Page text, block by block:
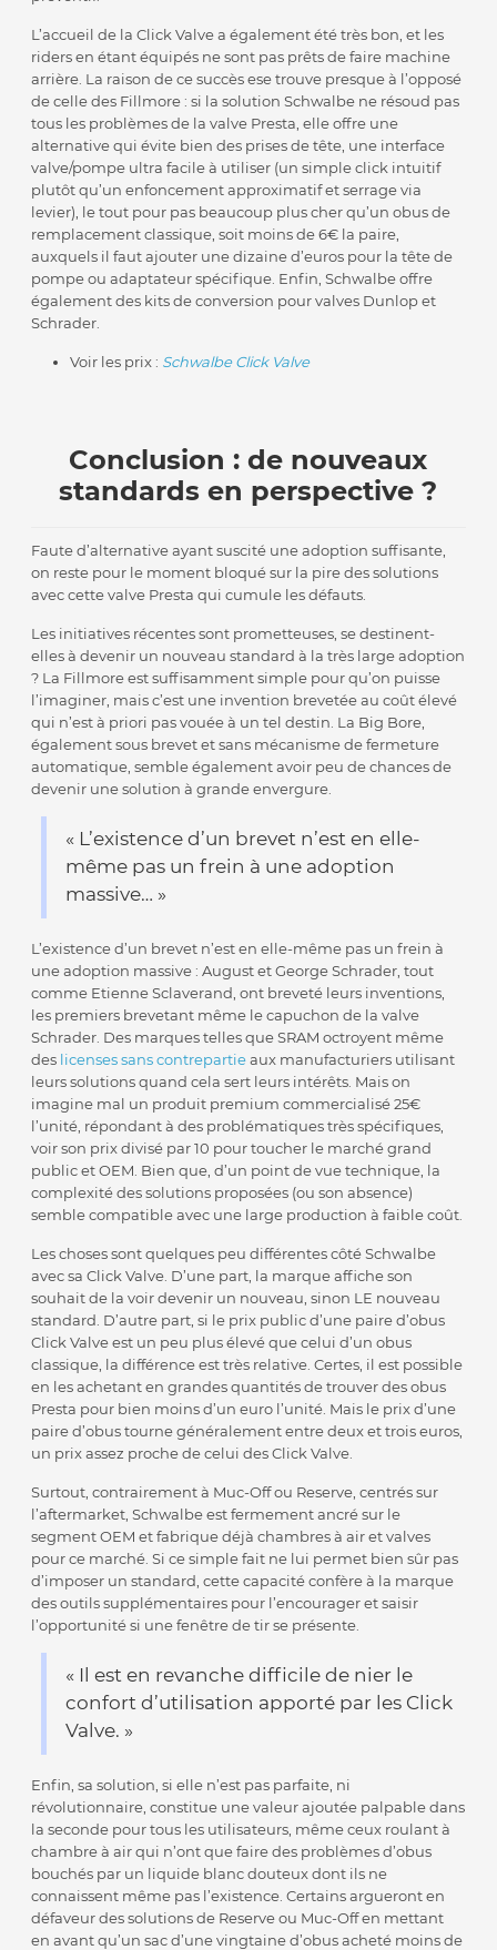
L’accueil de la Click Valve a également été très bon, et les
riders en étant équipés ne sont pas prêts de faire machine
arrière. La raison de ce succès ese trouve presque à l’opposé
de celle des Fillmore : si la solution Schwalbe ne résoud pas
tous les problèmes de la valve Presta, elle offre une
alternative qui évite bien des prises de tête, une interface
valve/pompe ultra facile à utiliser (un simple click intuitif
plutôt qu’un enfoncement approximatif et serrage via
levier), le tout pour pas beaucoup plus cher qu’un obus de
remplacement classique, soit moins de 6€ la paire,
auxquels il faut ajouter une dizaine d’euros pour la tête de
pompe ou adaptateur spécifique. Enfin, Schwalbe offre
également des kits de conversion pour valves Dunlop et
Schrader.
Voir les prix : Schwalbe Click Valve
Conclusion : de nouveaux
standards en perspective ?
Faute d’alternative ayant suscité une adoption suffisante,
on reste pour le moment bloqué sur la pire des solutions
avec cette valve Presta qui cumule les défauts.
Les initiatives récentes sont prometteuses, se destinent-
elles à devenir un nouveau standard à la très large adoption
? La Fillmore est suffisamment simple pour qu’on puisse
l’imaginer, mais c’est une invention brevetée au coût élevé
qui n’est à priori pas vouée à un tel destin. La Big Bore,
également sous brevet et sans mécanisme de fermeture
automatique, semble également avoir peu de chances de
devenir une solution à grande envergure.
« L’existence d’un brevet n’est en elle-
même pas un frein à une adoption
massive… »
L’existence d’un brevet n’est en elle-même pas un frein à
une adoption massive : August et George Schrader, tout
comme Etienne Sclaverand, ont breveté leurs inventions,
les premiers brevetant même le capuchon de la valve
Schrader. Des marques telles que SRAM octroyent même
des licenses sans contrepartieaux manufacturiers utilisant
leurs solutions quand cela sert leurs intérêts. Mais on
imagine mal un produit premium commercialisé 25€
l’unité, répondant à des problématiques très spécifiques,
voir son prix divisé par 10 pour toucher le marché grand
public et OEM. Bien que, d’un point de vue technique, la
complexité des solutions proposées (ou son absence)
semble compatible avec une large production à faible coût.
Les choses sont quelques peu différentes côté Schwalbe
avec sa Click Valve. D’une part, la marque affiche son
souhait de la voir devenir un nouveau, sinon LE nouveau
standard. D’autre part, si le prix public d’une paire d’obus
Click Valve est un peu plus élevé que celui d’un obus
classique, la différence est très relative. Certes, il est possible
en les achetant en grandes quantités de trouver des obus
Presta pour bien moins d’un euro l’unité. Mais le prix d’une
paire d’obus tourne généralement entre deux et trois euros,
un prix assez proche de celui des Click Valve.
Surtout, contrairement à Muc-Off ou Reserve, centrés sur
l’aftermarket, Schwalbe est fermement ancré sur le
segment OEM et fabrique déjà chambres à air et valves
pour ce marché. Si ce simple fait ne lui permet bien sûr pas
d’imposer un standard, cette capacité confère à la marque
des outils supplémentaires pour l’encourager et saisir
l’opportunité si une fenêtre de tir se présente.
« Il est en revanche difficile de nier le
confort d’utilisation apporté par les Click
Valve. »
Enfin, sa solution, si elle n’est pas parfaite, ni
révolutionnaire, constitue une valeur ajoutée palpable dans
la seconde pour tous les utilisateurs, même ceux roulant à
chambre à air qui n’ont que faire des problèmes d’obus
bouchés par un liquide blanc douteux dont ils ne
connaissent même pas l’existence. Certains argueront en
défaveur des solutions de Reserve ou Muc-Off en mettant
en avant qu’un sac d’une vingtaine d’obus acheté moins de